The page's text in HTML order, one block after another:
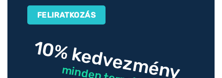
10% kedvezmény